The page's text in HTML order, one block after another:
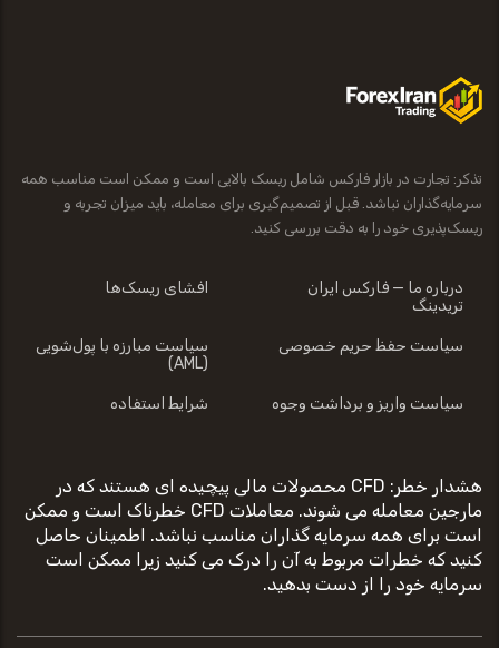
تذکر: تجارت در بازار فارکس شامل ریسک بالایی است و ممکن است مناسب همه
سرمایه‌گذاران نباشد. قبل از تصمیم‌گیری برای معامله، باید میزان تجربه و
ریسک‌پذیری خود را به دقت بررسی کنید.
درباره ما — فارکس ایران
تریدینگ
افشای ریسک‌ها
سیاست حفظ حریم خصوصی
سیاست مبارزه با پول‌شویی
(AML)
سیاست واریز و برداشت وجوه شرایط استفاده
هشدار خطر: CFD محصولات مالی پیچیده ای هستند که در
مارجین معامله می شوند. معاملات CFD خطرناک است و ممکن
است برای همه سرمایه گذاران مناسب نباشد. اطمینان حاصل
کنید که خطرات مربوط به آن را درک می کنید زیرا ممکن است
سرمایه خود را از دست بدهید.